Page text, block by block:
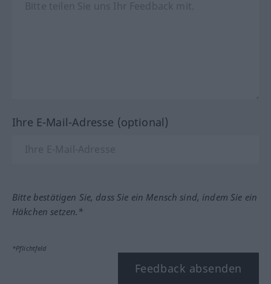
Ihre E-Mail-Adresse (optional)
Bitte bestätigen Sie, dass Sie ein Mensch sind, indem Sie ein
Häkchen setzen.*
*Pflichtfeld
Feedback absenden